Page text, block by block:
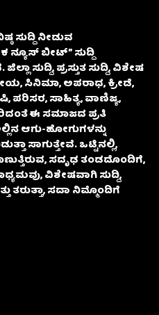
ಸುದ್ದಿ ನೀಡುವ
ಬೀಟ್” ಸುದ್ದಿ
ಸುದ್ದಿ, ಪ್ರಸ್ತುತ ಸುದ್ದಿ, ವಿಶೇಷ
ಸಿನಿಮಾ, ಅಪರಾಧ, ಕ್ರೀಡೆ,
ಪರಿಸರ, ಸಾಹಿತ್ಯ, ವಾಣಿಜ್ಯ,
ಈ ಸಮಾಜದ ಪ್ರತಿ
ಆಗು-ಹೋಗುಗಳನ್ನು
ಸಾಗುತ್ತೇವೆ. ಒಟ್ಟಿನಲ್ಲಿ,
ಸದೃಢ ತಂಡದೊಂದಿಗೆ,
ವಿಶೇಷವಾಗಿ ಸುದ್ದಿ,
ತರುತ್ತಾ, ಸದಾ ನಿಮ್ಮೊಂದಿಗೆ